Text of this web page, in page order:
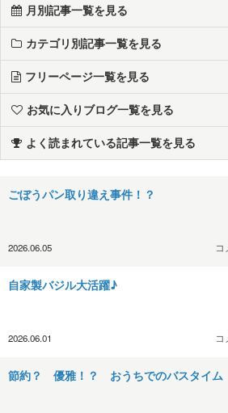
月別記事一覧を見る
カテゴリ別記事一覧を見る
フリーページ一覧を見る
お気に入りブログ一覧を見る
よく読まれている記事一覧を見る
ごぼうパン取り違え事件！？
2026.06.05 コ
自家製バジル大活躍♪
2026.06.01 コ
節約？ 優雅！？ おうちでのバスタイム